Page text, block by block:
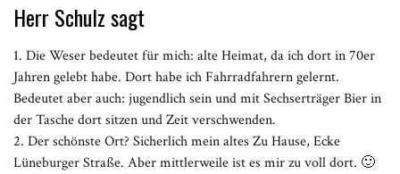
Herr Schulz sagt
1. Die Weser bedeutet für mich: alte Heimat, da ich dort in 70er
Jahren gelebt habe. Dort habe ich Fahrradfahrern gelernt.
Bedeutet aber auch: jugendlich sein und mit Sechserträger Bier in
der Tasche dort sitzen und Zeit verschwenden.
2. Der schönste Ort? Sicherlich mein altes Zu Hause, Ecke
Lüneburger Straße. Aber mittlerweile ist es mir zu voll dort. 🙂